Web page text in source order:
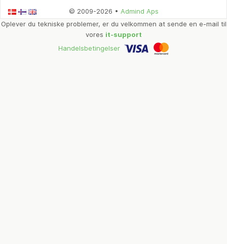
© 2009-2026 • Admind Aps
Oplever du tekniske problemer, er du velkommen at sende en e-mail til
vores it-support
Handelsbetingelser